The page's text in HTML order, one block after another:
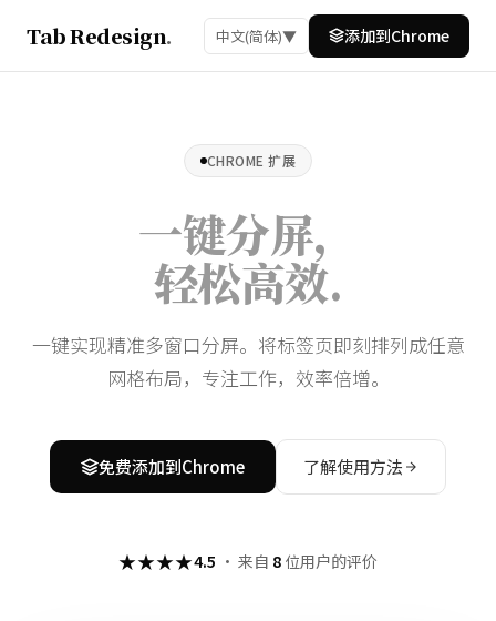
Tab Redesign. 中文(简体)▼ 添加到Chrome
CHROME 扩展
一键分屏，
轻松高效.
一键实现精准多窗口分屏。将标签页即刻排列成任意
网格布局，专注工作，效率倍增。
免费添加到Chrome 了解使用方法
★★★★4.5 · 来自 8 位用户的评价